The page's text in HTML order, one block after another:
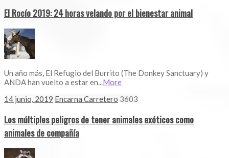
El Rocío 2019: 24 horas velando por el bienestar animal
Un año más, El Refugio del Burrito (The Donkey Sanctuary) y
ANDA han vuelto a estar en...More
14 junio, 2019 Encarna Carretero 3603
Los múltiples peligros de tener animales exóticos como
animales de compañía